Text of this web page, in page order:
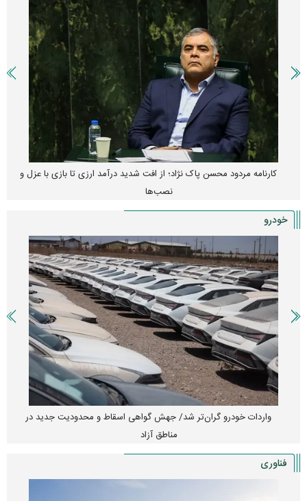
کارنامه مردود محسن پاک‌ نژاد؛ از افت شدید درآمد ارزی تا بازی با عزل و
نصب‌ها
خودرو
واردات خودرو گران‌تر شد/ جهش گواهی اسقاط و محدودیت جدید در
مناطق آزاد
فناوری